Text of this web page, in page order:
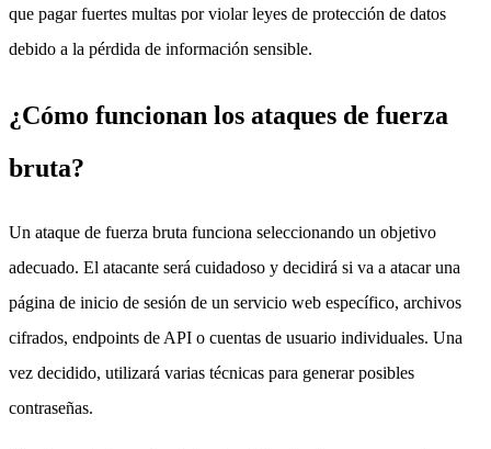
que pagar fuertes multas por violar leyes de protección de datos
debido a la pérdida de información sensible.
¿Cómo funcionan los ataques de fuerza
bruta?
Un ataque de fuerza bruta funciona seleccionando un objetivo
adecuado. El atacante será cuidadoso y decidirá si va a atacar una
página de inicio de sesión de un servicio web específico, archivos
cifrados, endpoints de API o cuentas de usuario individuales. Una
vez decidido, utilizará varias técnicas para generar posibles
contraseñas.